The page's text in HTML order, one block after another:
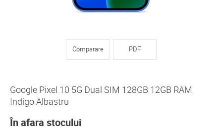
Comparare PDF
Google Pixel 10 5G Dual SIM 128GB 12GB RAM
Indigo Albastru
În afara stocului